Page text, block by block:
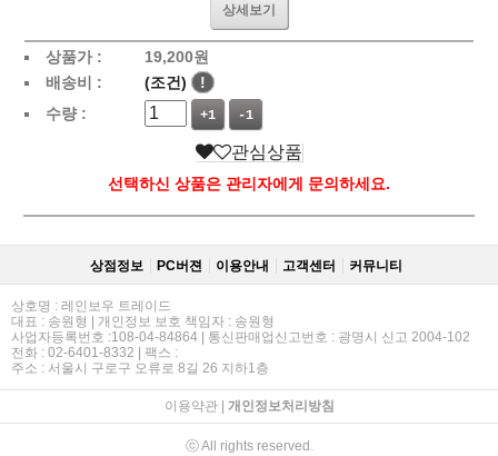
상세보기
상품가 : 19,200원
배송비 :
(조건)
!
수량 :
+1 -1
관심상품
선택하신 상품은 관리자에게 문의하세요.
상점정보 PC버젼 이용안내 고객센터 커뮤니티
상호명 : 레인보우 트레이드
대표 : 송원형 | 개인정보 보호 책임자 : 송원형
사업자등록번호 :108-04-84864 | 통신판매업신고번호 : 광명시 신고 2004-102
전화 : 02-6401-8332 | 팩스 :
주소 : 서울시 구로구 오류로 8길 26 지하1층
이용약관| 개인정보처리방침
ⓒ All rights reserved.